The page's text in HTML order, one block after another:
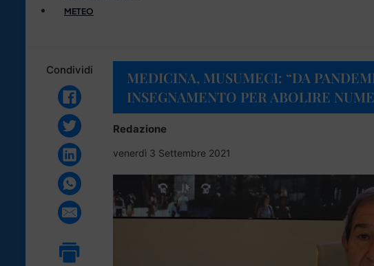
METEO
Condividi
MEDICINA, MUSUMECI: “DA
INSEGNAMENTO PER ABOLIRE
Redazione
venerdì 3 Settembre 2021